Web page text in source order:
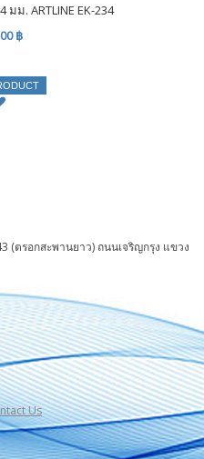
ม. ARTLINE EK-234
฿
(ตรอกสะพานยาว) ถนนเจริญกรุง แขวง
Us